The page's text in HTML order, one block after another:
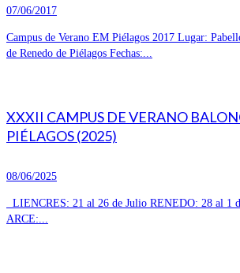
07/06/2017
Campus de Verano EM Piélagos 2017 Lugar:
de Renedo de Piélagos Fechas:...
XXXII CAMPUS DE VERANO
PIÉLAGOS (2025)
08/06/2025
LIENCRES: 21 al 26 de Julio RENEDO: 28 al 1
ARCE:...